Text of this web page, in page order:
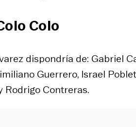
Colo
dispondría de: Gabriel
Guerrero, Israel
Rodrigo Contreras.